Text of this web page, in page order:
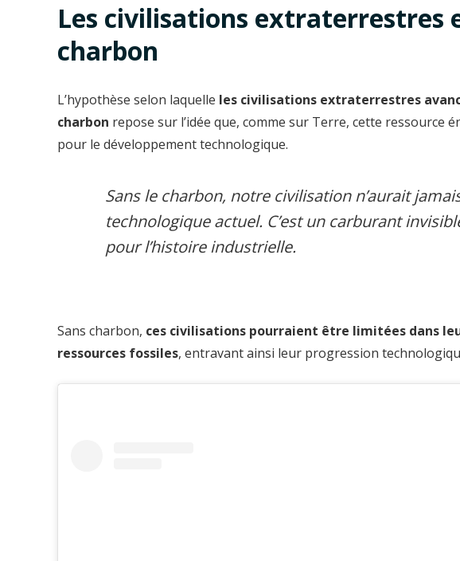
Les civilisations extraterrestres
charbon
L’hypothèse selon laquelle les civilisations extraterrestres
charbon repose sur l’idée que, comme sur Terre, cette ressource
pour le développement technologique.
Sans le charbon, notre civilisation n’aurait
technologique actuel. C’est un carburant
pour l’histoire industrielle.
Sans charbon, ces civilisations pourraient être limitées dans
ressources fossiles, entravant ainsi leur progression